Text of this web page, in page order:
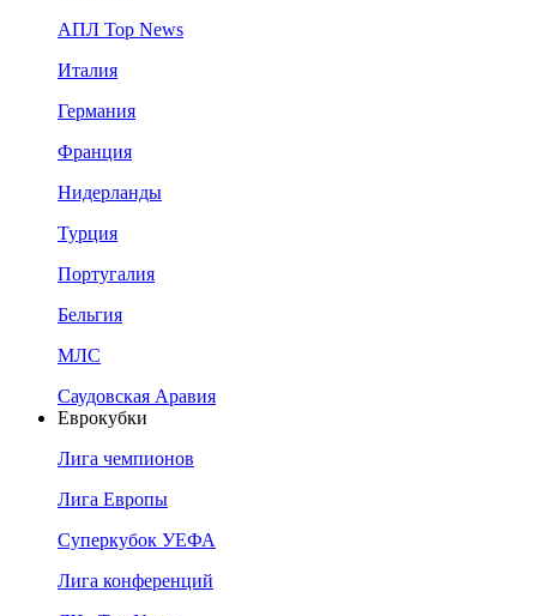
АПЛ Top News
Италия
Германия
Франция
Нидерланды
Турция
Португалия
Бельгия
МЛС
Саудовская Аравия
Еврокубки
Лига чемпионов
Лига Европы
Суперкубок УЕФА
Лига конференций